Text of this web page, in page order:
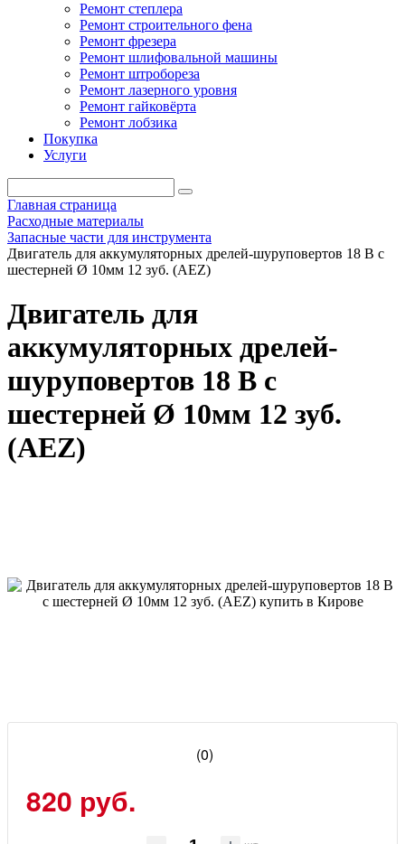
Ремонт степлера
Ремонт строительного фена
Ремонт фрезера
Ремонт шлифовальной машины
Ремонт штробореза
Ремонт лазерного уровня
Ремонт гайковёрта
Ремонт лобзика
Покупка
Услуги
Главная страница
Расходные материалы
Запасные части для инструмента
Двигатель для аккумуляторных дрелей-шуруповертов 18 В с
шестерней Ø 10мм 12 зуб. (AEZ)
Двигатель для
аккумуляторных дрелей-
шуруповертов 18 В с
шестерней Ø 10мм 12 зуб.
(AEZ)
(0)
820 руб.